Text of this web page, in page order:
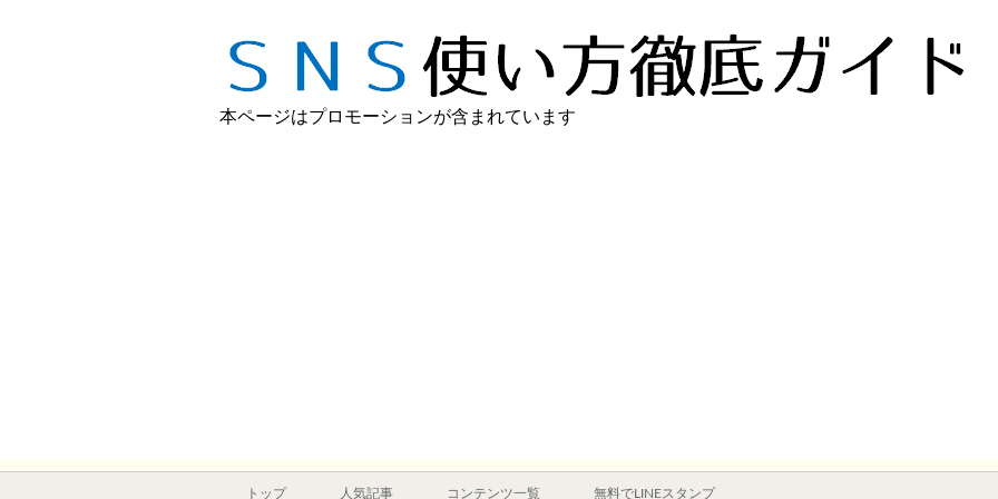
本ページはプロモーションが含まれています
トップ 人気記事 コンテンツ一覧 無料でLINEスタンプ